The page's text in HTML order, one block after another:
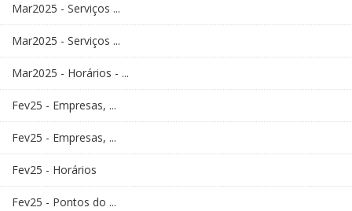
Mar2025 - Serviços ...
Mar2025 - Serviços ...
Mar2025 - Horários - ...
Fev25 - Empresas, ...
Fev25 - Empresas, ...
Fev25 - Horários
Fev25 - Pontos do ...